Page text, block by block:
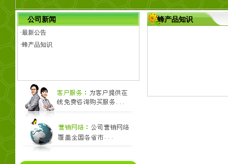
公司新闻
·最新公告
·蜂产品知识
蜂产品知识